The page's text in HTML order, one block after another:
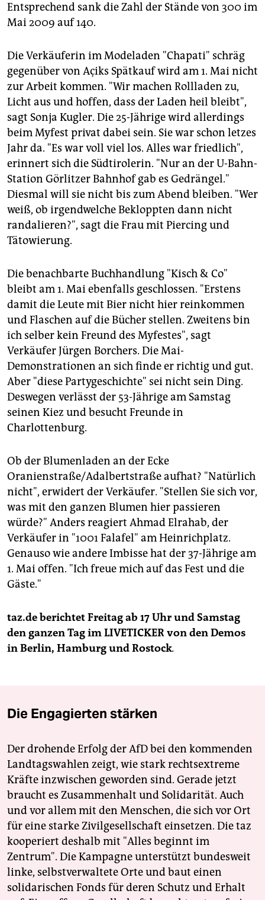
Entsprechend sank die Zahl der Stände von 300 im
Mai 2009 auf 140.
Die Verkäuferin im Modeladen "Chapati" schräg
gegenüber von Açiks Spätkauf wird am 1. Mai nicht
zur Arbeit kommen. "Wir machen Rollladen zu,
Licht aus und hoffen, dass der Laden heil bleibt",
sagt Sonja Kugler. Die 25-Jährige wird allerdings
beim Myfest privat dabei sein. Sie war schon letzes
Jahr da. "Es war voll viel los. Alles war friedlich",
erinnert sich die Südtirolerin. "Nur an der U-Bahn-
Station Görlitzer Bahnhof gab es Gedrängel."
Diesmal will sie nicht bis zum Abend bleiben. "Wer
weiß, ob irgendwelche Bekloppten dann nicht
randalieren?", sagt die Frau mit Piercing und
Tätowierung.
Die benachbarte Buchhandlung "Kisch & Co"
bleibt am 1. Mai ebenfalls geschlossen. "Erstens
damit die Leute mit Bier nicht hier reinkommen
und Flaschen auf die Bücher stellen. Zweitens bin
ich selber kein Freund des Myfestes", sagt
Verkäufer Jürgen Borchers. Die Mai-
Demonstrationen an sich finde er richtig und gut.
Aber "diese Partygeschichte" sei nicht sein Ding.
Deswegen verlässt der 53-Jährige am Samstag
seinen Kiez und besucht Freunde in
Charlottenburg.
Ob der Blumenladen an der Ecke
Oranienstraße/Adalbertstraße aufhat? "Natürlich
nicht", erwidert der Verkäufer. "Stellen Sie sich vor,
was mit den ganzen Blumen hier passieren
würde?" Anders reagiert Ahmad Elrahab, der
Verkäufer in "1001 Falafel" am Heinrichplatz.
Genauso wie andere Imbisse hat der 37-Jährige am
1. Mai offen. "Ich freue mich auf das Fest und die
Gäste."
taz.de berichtet Freitag ab 17 Uhr und Samstag
den ganzen Tag im LIVETICKER von den Demos
in Berlin, Hamburg und Rostock.
Die Engagierten stärken
Der drohende Erfolg der AfD bei den kommenden
Landtagswahlen zeigt, wie stark rechtsextreme
Kräfte inzwischen geworden sind. Gerade jetzt
braucht es Zusammenhalt und Solidarität. Auch
und vor allem mit den Menschen, die sich vor Ort
für eine starke Zivilgesellschaft einsetzen. Die taz
kooperiert deshalb mit "Alles beginnt im
Zentrum". Die Kampagne unterstützt bundesweit
linke, selbstverwaltete Orte und baut einen
solidarischen Fonds für deren Schutz und Erhalt